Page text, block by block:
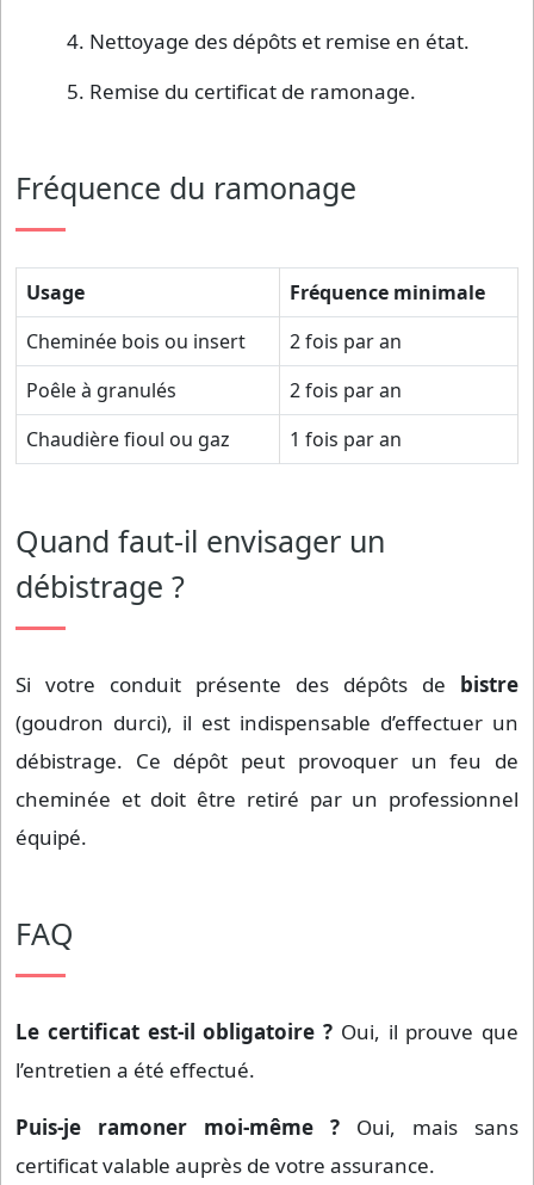
Nettoyage des dépôts et remise en état.
Remise du certificat de ramonage.
Fréquence du ramonage
Usage
Fréquence minimale
Cheminée bois ou insert
2 fois par an
Poêle à granulés
2 fois par an
Chaudière fioul ou gaz
1 fois par an
Quand faut-il envisager un
débistrage ?
Si votre conduit présente des dépôts de bistre
(goudron durci), il est indispensable d’effectuer un
débistrage. Ce dépôt peut provoquer un feu de
cheminée et doit être retiré par un professionnel
équipé.
FAQ
Le certificat est-il obligatoire ? Oui, il prouve que
l’entretien a été effectué.
Puis-je ramoner moi-même ? Oui, mais sans
certificat valable auprès de votre assurance.